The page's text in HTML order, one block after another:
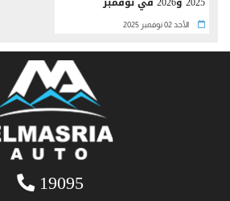
الأحد 02 نوفمبر 2025
19095